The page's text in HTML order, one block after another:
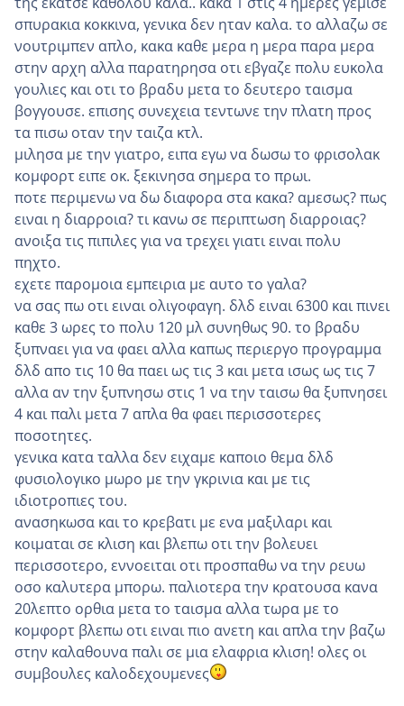
σπυρακια κοκκινα, γενικα δεν ηταν καλα. το αλλαζω σε
νουτριμπεν απλο, κακα καθε μερα η μερα παρα μερα
στην αρχη αλλα παρατηρησα οτι εβγαζε πολυ ευκολα
γουλιες και οτι το βραδυ μετα το δευτερο ταισμα
βογγουσε. επισης συνεχεια τεντωνε την πλατη προς
τα πισω οταν την ταιζα κτλ.
μιλησα με την γιατρο, ειπα εγω να δωσω το φρισολακ
κομφορτ ειπε οκ. ξεκινησα σημερα το πρωι.
ποτε περιμενω να δω διαφορα στα κακα? αμεσως? πως
ειναι η διαρροια? τι κανω σε περιπτωση διαρροιας?
ανοιξα τις πιπιλες για να τρεχει γιατι ειναι πολυ
πηχτο.
εχετε παρομοια εμπειρια με αυτο το γαλα?
να σας πω οτι ειναι ολιγοφαγη. δλδ ειναι 6300 και πινει
καθε 3 ωρες το πολυ 120 μλ συνηθως 90. το βραδυ
ξυπναει για να φαει αλλα καπως περιεργο προγραμμα
δλδ απο τις 10 θα παει ως τις 3 και μετα ισως ως τις 7
αλλα αν την ξυπνησω στις 1 να την ταισω θα ξυπνησει
4 και παλι μετα 7 απλα θα φαει περισσοτερες
ποσοτητες.
γενικα κατα ταλλα δεν ειχαμε καποιο θεμα δλδ
φυσιολογικο μωρο με την γκρινια και με τις
ιδιοτροπιες του.
ανασηκωσα και το κρεβατι με ενα μαξιλαρι και
κοιμαται σε κλιση και βλεπω οτι την βολευει
περισσοτερο, εννοειται οτι προσπαθω να την ρευω
οσο καλυτερα μπορω. παλιοτερα την κρατουσα κανα
20λεπτο ορθια μετα το ταισμα αλλα τωρα με το
κομφορτ βλεπω οτι ειναι πιο ανετη και απλα την βαζω
στην καλαθουνα παλι σε μια ελαφρια κλιση! ολες οι
συμβουλες καλοδεχουμενες